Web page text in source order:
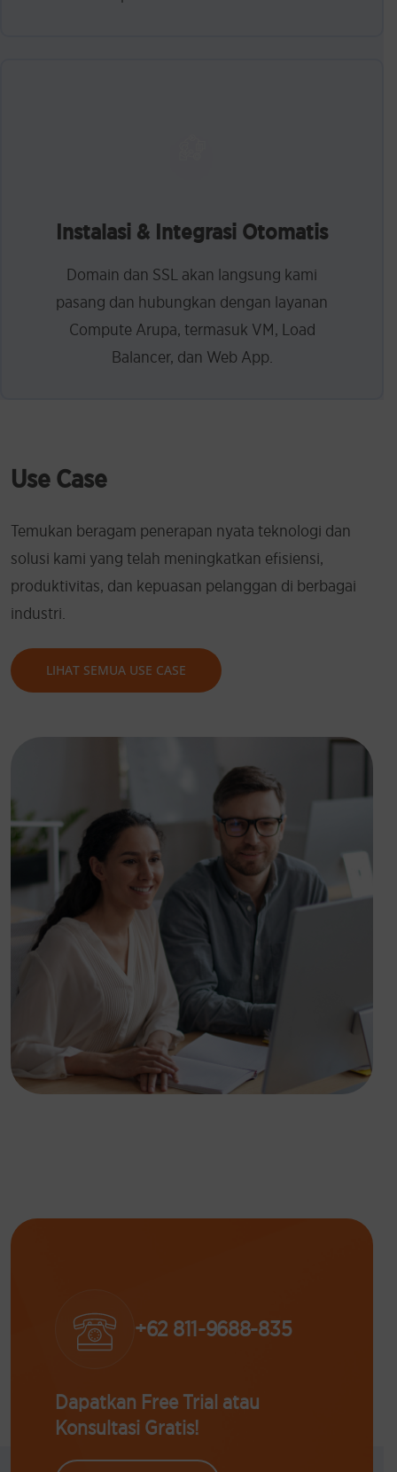
Instalasi & Integrasi Otomatis
Domain dan SSL akan langsung kami
pasang dan hubungkan dengan layanan
Compute Arupa, termasuk VM, Load
Balancer, dan Web App.
Use Case
Temukan beragam penerapan nyata teknologi dan
solusi kami yang telah meningkatkan efisiensi,
produktivitas, dan kepuasan pelanggan di berbagai
industri.
LIHAT SEMUA USE CASE
Solusi ideal untuk ERP, core
banking, CRM, dan data
mission-critical.
+62 811-9688-835
Dapatkan Free Trial atau
Konsultasi Gratis!